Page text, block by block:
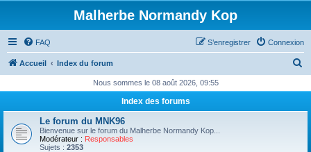
Malherbe Normandy Kop
FAQ Connexion
S’enregistrer
Accueil Index du forum
h
Nous sommes le 08 août 2026, 09:55
Index des forums
Le forum du MNK96
Bienvenue sur le forum du Malherbe Normandy Kop...
Modérateur : Responsables
Sujets : 2353